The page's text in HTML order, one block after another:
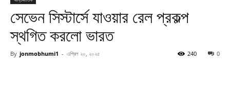
সেভেন সিস্টার্সে যাওয়ার রেল প্রকল্প
স্থগিত করলো ভারত
By jonmobhumi1 - এপ্রিল ২০, ২০২৫ 0
240